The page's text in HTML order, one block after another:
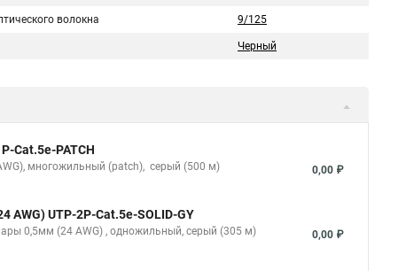
волокна 9/125
Черный
Cat.5e-PATCH
многожильный (patсh), серый (500 м) 0,00 ₽
AWG) UTP-2P-Cat.5e-SOLID-GY
0,5мм (24 AWG) , одножильный, серый (305 м) 0,00 ₽